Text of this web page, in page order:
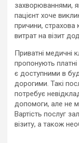
захворюваннями,
пацієнт хоче
причини, страхова
витрат на візит
Приватні медичні
пропонують
є доступними в
дорогими. Такі
потребує
допомоги, але не
Вартість послуг
візиту, а також